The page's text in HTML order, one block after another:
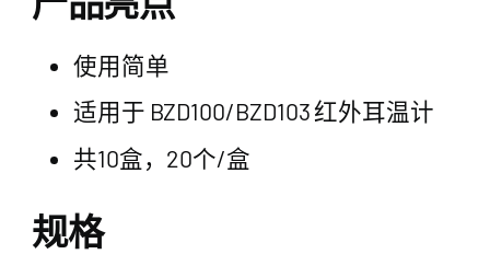
使用简单
适用于 BZD100/BZD103 红外耳温计
共10盒，20个/盒
规格